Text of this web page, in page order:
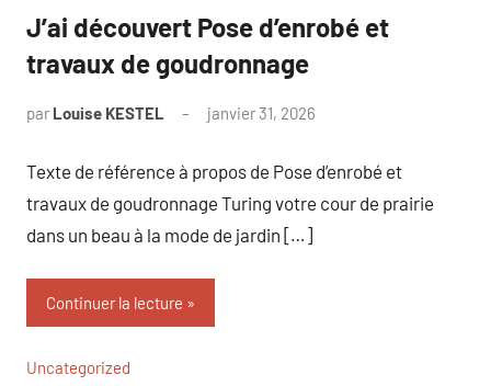
J’ai découvert Pose d’enrobé et
travaux de goudronnage
par Louise KESTEL janvier 31, 2026
Texte de référence à propos de Pose d’enrobé et
travaux de goudronnage Turing votre cour de prairie
dans un beau à la mode de jardin […]
Continuer la lecture
Uncategorized